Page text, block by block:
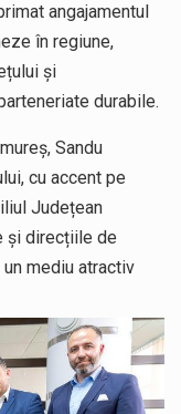
angajamentul
în regiune,
și
durabile.
Sandu
cu accent pe
Județean
și direcțiile de
mediu atractiv